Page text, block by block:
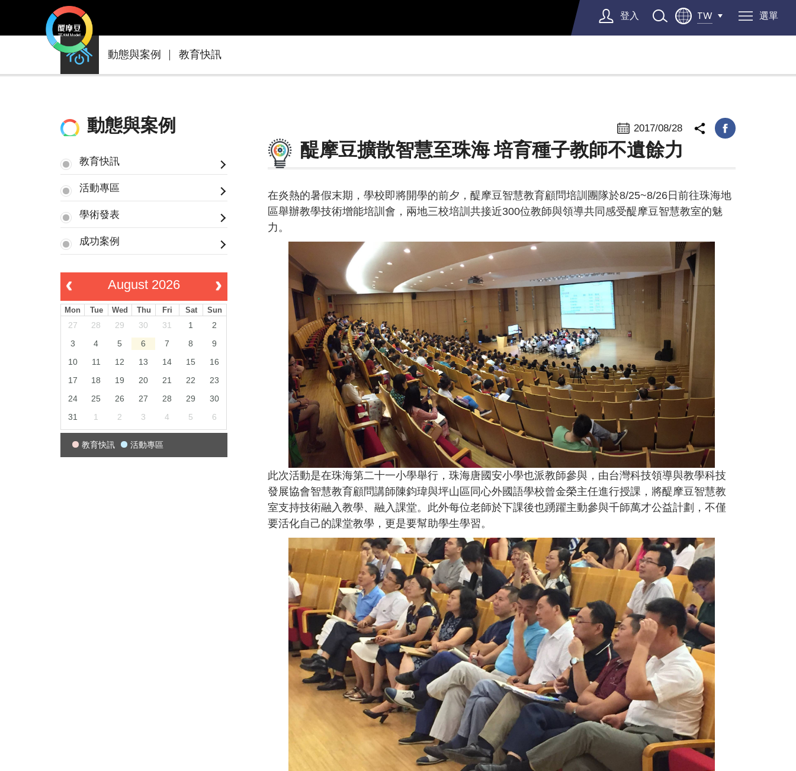
登入 TW 選單
動態與案例 教育快訊
動態與案例
教育快訊
活動專區
學術發表
成功案例
August 2026
Mon Tue Wed Thu Fri Sat Sun
27 28 29 30 31 1
2
3
4 5 6 7 8
9
10
11 12 13 14 15
16
17
18 19 20 21 22
23
24
25 26 27 28 29
30
31
1 2 3 4 5 6
教育快訊 活動專區
2017/08/28
醍摩豆擴散智慧至珠海 培育種子教師不遺餘力
在炎熱的暑假末期，學校即將開學的前夕，醍摩豆智慧教育顧問培訓團隊於8/25~8/26日前往珠海地
區舉辦教學技術增能培訓會，兩地三校培訓共接近300位教師與領導共同感受醍摩豆智慧教室的魅
力。
此次活動是在珠海第二十一小學舉行，珠海唐國安小學也派教師參與，由台灣科技領導與教學科技
發展協會智慧教育顧問講師陳鈞瑋與坪山區同心外國語學校曾金榮主任進行授課，將醍摩豆智慧教
室支持技術融入教學、融入課堂。此外每位老師於下課後也踴躍主動參與千師萬才公益計劃，不僅
要活化自己的課堂教學，更是要幫助學生學習。